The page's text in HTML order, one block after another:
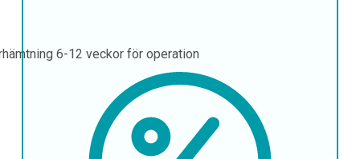
6-12 veckor för operation